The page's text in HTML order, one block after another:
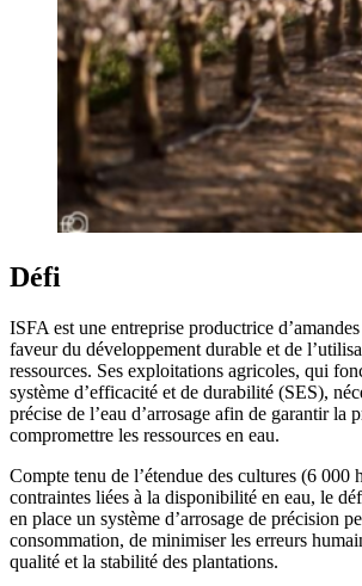
Défi
ISFA est une entreprise productrice
faveur du développement durable et de
ressources. Ses exploitations agricoles, qui
système d’efficacité et de durabilité (SES),
précise de l’eau d’arrosage afin de garantir la
compromettre les ressources en eau.
Compte tenu de l’étendue des cultures (6 000
contraintes liées à la disponibilité en eau, le
en place un système d’arrosage de précision
consommation, de minimiser les erreurs
qualité et la stabilité des plantations.